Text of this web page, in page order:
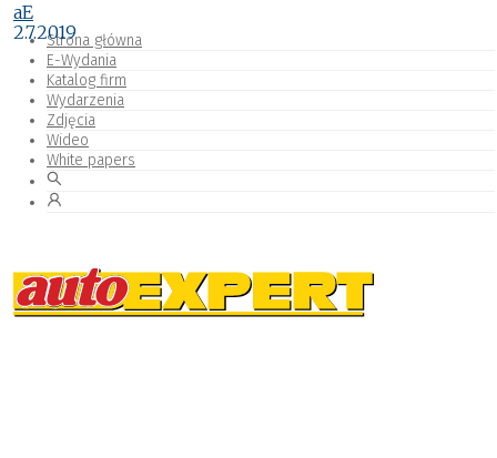
Strona główna
E-Wydania
Katalog firm
Wydarzenia
Zdjęcia
Wideo
White papers
aE
2.7.2019